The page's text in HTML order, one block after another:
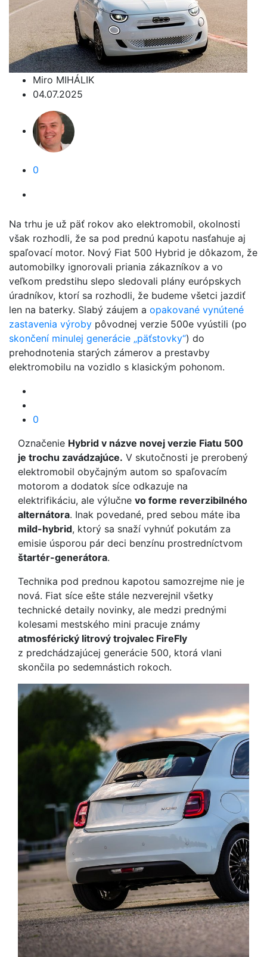
Miro MIHÁLIK
04.07.2025
0
Na trhu je už päť rokov ako elektromobil, okolnosti
však rozhodli, že sa pod prednú kapotu nasťahuje aj
spaľovací motor. Nový Fiat 500 Hybrid je dôkazom, že
automobilky ignorovali priania zákazníkov a vo
veľkom predstihu slepo sledovali plány európskych
úradníkov, ktorí sa rozhodli, že budeme všetci jazdiť
len na baterky. Slabý záujem a opakované vynútené
zastavenia výroby pôvodnej verzie 500e vyústili (po
skončení minulej generácie „päťstovky“) do
prehodnotenia starých zámerov a prestavby
elektromobilu na vozidlo s klasickým pohonom.
0
Označenie Hybrid v názve novej verzie Fiatu 500
je trochu zavádzajúce. V skutočnosti je prerobený
elektromobil obyčajným autom so spaľovacím
motorom a dodatok síce odkazuje na
elektrifikáciu, ale výlučne vo forme reverzibilného
alternátora. Inak povedané, pred sebou máte iba
mild-hybrid, ktorý sa snaží vyhnúť pokutám za
emisie úsporou pár deci benzínu prostredníctvom
štartér-generátora.
Technika pod prednou kapotou samozrejme nie je
nová. Fiat síce ešte stále nezverejnil všetky
technické detaily novinky, ale medzi prednými
kolesami mestského mini pracuje známy
atmosférický litrový trojvalec FireFly
z predchádzajúcej generácie 500, ktorá vlani
skončila po sedemnástich rokoch.